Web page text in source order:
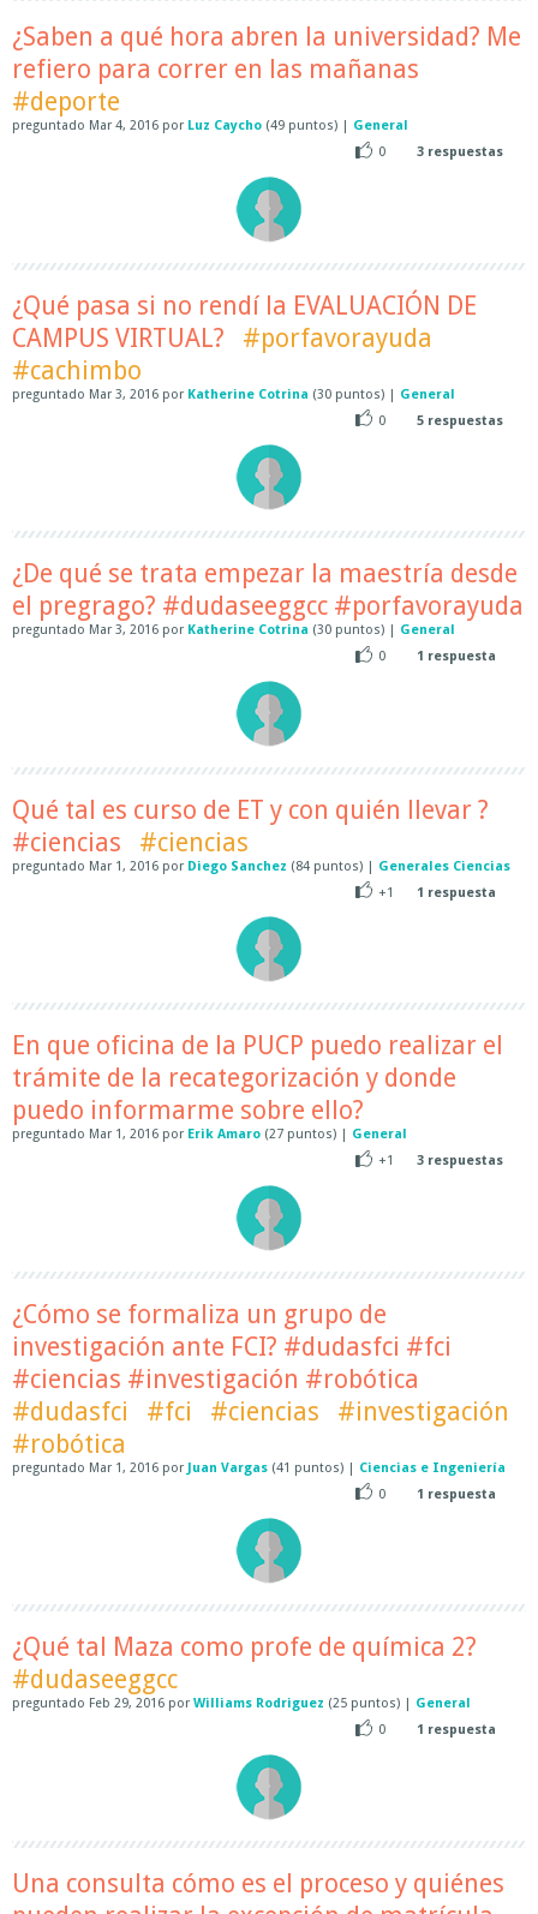
¿Saben a qué hora abren la universidad? Me
refiero para correr en las mañanas
#deporte
preguntado Mar 4, 2016 por Luz Caycho (49 puntos) | General
0
3 respuestas
¿Qué pasa si no rendí la EVALUACIÓN DE
CAMPUS VIRTUAL?
#porfavorayuda
#cachimbo
preguntado Mar 3, 2016 por Katherine Cotrina (30 puntos) | General
0
5 respuestas
¿De qué se trata empezar la maestría desde
el pregrago? #dudaseeggcc #porfavorayuda
preguntado Mar 3, 2016 por Katherine Cotrina (30 puntos) | General
0
1 respuesta
Qué tal es curso de ET y con quién llevar ?
#ciencias
#ciencias
preguntado Mar 1, 2016 por Diego Sanchez (84 puntos) | Generales Ciencias
+1
1 respuesta
En que oficina de la PUCP puedo realizar el
trámite de la recategorización y donde
puedo informarme sobre ello?
preguntado Mar 1, 2016 por Erik Amaro (27 puntos) | General
+1
3 respuestas
¿Cómo se formaliza un grupo de
investigación ante FCI? #dudasfci #fci
#ciencias #investigación #robótica
#dudasfci
#fci #ciencias
#investigación
#robótica
preguntado Mar 1, 2016 por Juan Vargas (41 puntos) | Ciencias e Ingeniería
0
1 respuesta
¿Qué tal Maza como profe de química 2?
#dudaseeggcc
preguntado Feb 29, 2016 por Williams Rodriguez (25 puntos) | General
0
1 respuesta
Una consulta cómo es el proceso y quiénes